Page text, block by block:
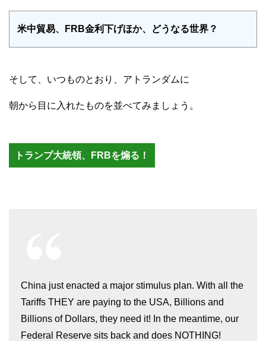
米中貿易、FRB金利下げほか、どうなる世界？
そして、いつものとおり、アトランダムに
朝から目に入れたものを並べてみましょう。
トランプ大統領、FRBを煽る！
China just enacted a major stimulus plan. With all the
Tariffs THEY are paying to the USA, Billions and
Billions of Dollars, they need it! In the meantime, our
Federal Reserve sits back and does NOTHING!